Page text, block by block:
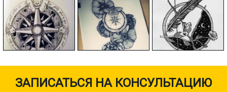
ЗАПИСАТЬСЯ НА КОНСУЛЬТАЦИЮ